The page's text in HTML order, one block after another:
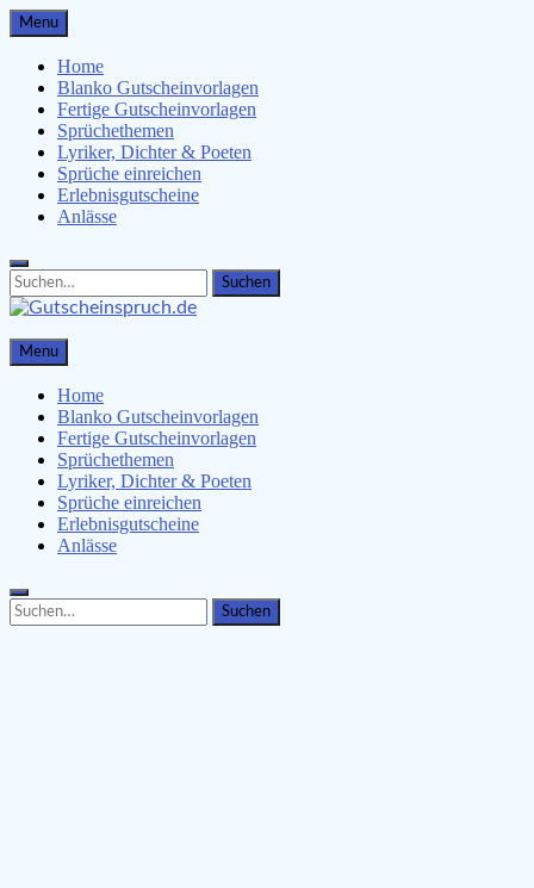
Skip
to
content
Menu
Home
Blanko Gutscheinvorlagen
Fertige Gutscheinvorlagen
Sprüchethemen
Lyriker, Dichter & Poeten
Sprüche einreichen
Erlebnisgutscheine
Anlässe
Search
for:
Search
Gutscheinspruch.de
Gutscheinsprüche & Gutscheinvorlagen finden
Menu
Home
Blanko Gutscheinvorlagen
Fertige Gutscheinvorlagen
Sprüchethemen
Lyriker, Dichter & Poeten
Sprüche einreichen
Erlebnisgutscheine
Anlässe
Search
for:
Search